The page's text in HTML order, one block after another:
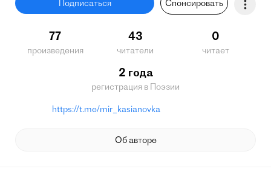
Подписаться Спонсировать
77
произведения
43
читатели
0
читает
2 года
регистрация в Поэзии
https://t.me/mir_kasianovka
Об авторе